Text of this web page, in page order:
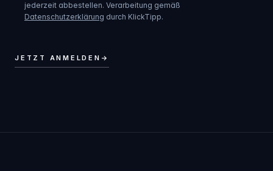
jederzeit abbestellen. Verarbeitung gemäß
Datenschutzerklärung durch KlickTipp.
JETZT ANMELDEN →